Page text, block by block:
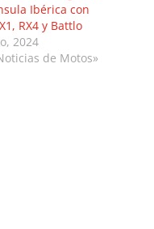
Ibérica con
RX4 y Battlo
2024
de Motos»